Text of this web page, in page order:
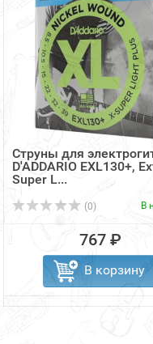
Струны для
D'ADDARIO EXL130+,
Super L...
(0) В
767 ₽
В корзину